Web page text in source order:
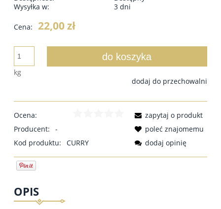
Wysyłka w:
3 dni
Cena: 22,00 zł
kg
do koszyka
dodaj do przechowalni
Ocena:
Producent:
-
Kod produktu:
CURRY
zapytaj o produkt
poleć znajomemu
dodaj opinię
OPIS